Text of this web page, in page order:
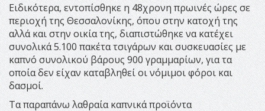
Ειδικότερα, εντοπίσθηκε η 48χρονη πρωινές ώρες σε
περιοχή της Θεσσαλονίκης, όπου στην κατοχή της
αλλά και στην οικία της, διαπιστώθηκε να κατέχει
συνολικά 5.100 πακέτα τσιγάρων και συσκευασίες με
καπνό συνολικού βάρους 900 γραμμαρίων, για τα
οποία δεν είχαν καταβληθεί οι νόμιμοι φόροι και
δασμοί.
Τα παραπάνω λαθραία καπνικά προϊόντα